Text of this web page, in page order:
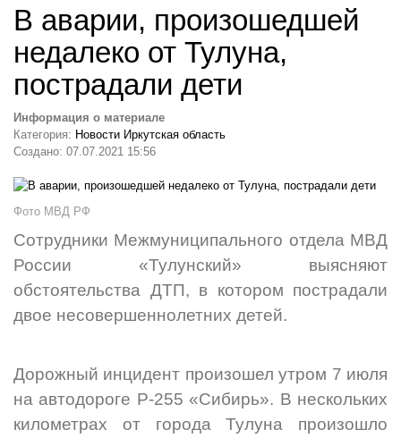
В аварии, произошедшей
недалеко от Тулуна,
пострадали дети
Информация о материале
Категория: Новости Иркутская область
Создано: 07.07.2021 15:56
Фото МВД РФ
Сотрудники Межмуниципального отдела МВД
России «Тулунский» выясняют
обстоятельства ДТП, в котором пострадали
двое несовершеннолетних детей.
Дорожный инцидент произошел утром 7 июля
на автодороге Р-255 «Сибирь». В нескольких
километрах от города Тулуна произошло